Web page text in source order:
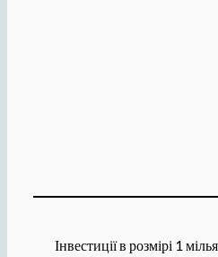
Інвестиції в розмірі 1